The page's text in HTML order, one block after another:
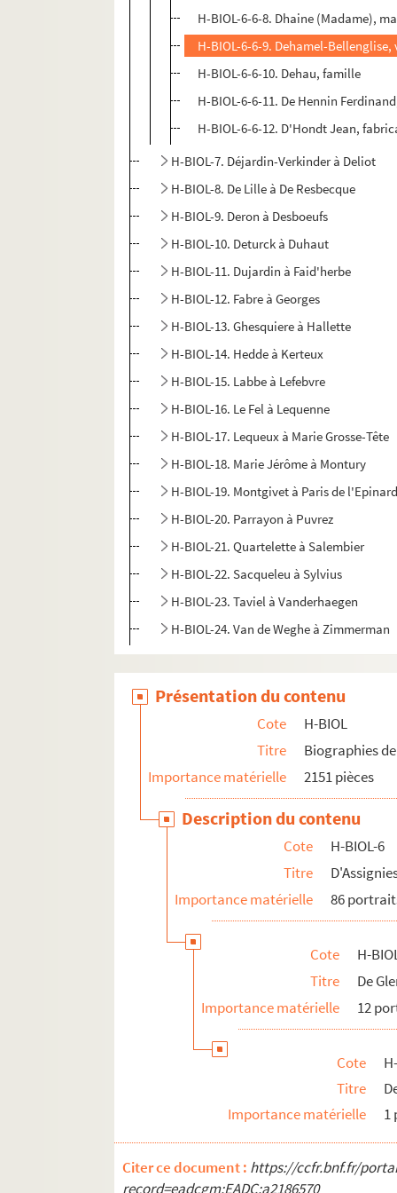
H-BIOL-6-6-8. Dhaine (Madame),
H-BIOL-6-6-9. Dehamel-
H-BIOL-6-6-10. Dehau, famille
H-BIOL-6-6-11. De Hennin
H-BIOL-6-6-12. D'Hondt Jean,
H-BIOL-7. Déjardin-Verkinder à Deliot
H-BIOL-8. De Lille à De Resbecque
H-BIOL-9. Deron à Desboeufs
H-BIOL-10. Deturck à Duhaut
H-BIOL-11. Dujardin à Faid'herbe
H-BIOL-12. Fabre à Georges
H-BIOL-13. Ghesquiere à Hallette
H-BIOL-14. Hedde à Kerteux
H-BIOL-15. Labbe à Lefebvre
H-BIOL-16. Le Fel à Lequenne
H-BIOL-17. Lequeux à Marie Grosse-Tête
H-BIOL-18. Marie Jérôme à Montury
H-BIOL-19. Montgivet à Paris de
H-BIOL-20. Parrayon à Puvrez
H-BIOL-21. Quartelette à Salembier
H-BIOL-22. Sacqueleu à Sylvius
H-BIOL-23. Taviel à Vanderhaegen
H-BIOL-24. Van de Weghe à Zimmerman
Présentation du contenu
Cote
H-BIOL
Titre
Biographies
Importance matérielle
2151 pièces
Description du contenu
Cote
H-BIOL-6
Titre
Importance matérielle
86
Cote
H-
Titre
De
Importance matérielle
12
Cote
Titre
Importance matérielle
1
Citer ce document : https://ccfr.bnf.fr/
record=eadcgm:EADC:a2186570